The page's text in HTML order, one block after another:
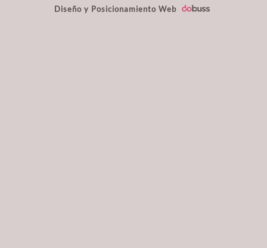
Diseño y Posicionamiento Web